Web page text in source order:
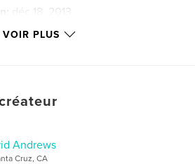
déc 18, 2013
VOIR PLUS
Andrews
Cruz, CA